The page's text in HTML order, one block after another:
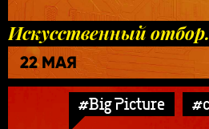
Искусственный
22 МАЯ
#Big Picture